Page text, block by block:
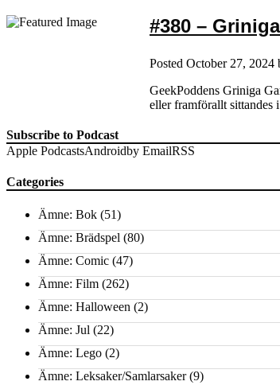
#380 –
Posted October 27, 2024
GeekPoddens Griniga
eller framförallt sittandes
Subscribe to Podcast
Apple PodcastsAndroidby EmailRSS
Categories
Ämne: Bok (51)
Ämne: Brädspel (80)
Ämne: Comic (47)
Ämne: Film (262)
Ämne: Halloween (2)
Ämne: Jul (22)
Ämne: Lego (2)
Ämne: Leksaker/Samlarsaker(9)